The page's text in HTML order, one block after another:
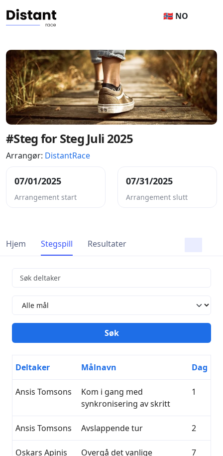
🇳🇴 NO
#Steg for Steg Juli 2025
Arrangør: DistantRace
07/01/2025
Arrangement start
07/31/2025
Arrangement slutt
Hjem Stegspill Resultater
Deltaker Målnavn Dag
Ansis Tomsons
Kom i gang med
synkronisering av skritt
1
Ansis Tomsons Avslappende tur 2
Oskars Apinis Overgå det vanlige 7